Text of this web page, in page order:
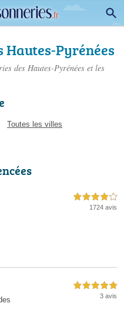
Hautes-Pyrénées
des Hautes-Pyrénées et les
Toutes les villes
4,0 étoiles sur 5
1724 avis
5,0 étoiles sur 5
3 avis